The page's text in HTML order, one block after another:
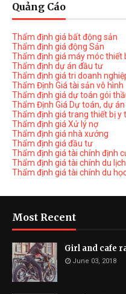
Quảng Cáo
Thẩm định giá bất động sản
Thẩm định giá động Sản
Thẩm định giá máy móc thiết
Thẩm định dự án đầu tư
Thẩm định giá tri doanh
Thẩm Định Giá tài sản vô hình
Thẩm định giá dự toán gói
Thẩm Định Giá Dự toán, dự
Thẩm định giá trang thiết bị y
Thẩm định giá Xử lý nợ
Thẩm định giá nhà xưởng
Thẩm định giá đầu tư
Thẩm định giá tài chính định
Thẩm định giá tài chính du lịch
Thẩm định giá tài chính du
Most Recent
Girl and cafe
June 03, 2018